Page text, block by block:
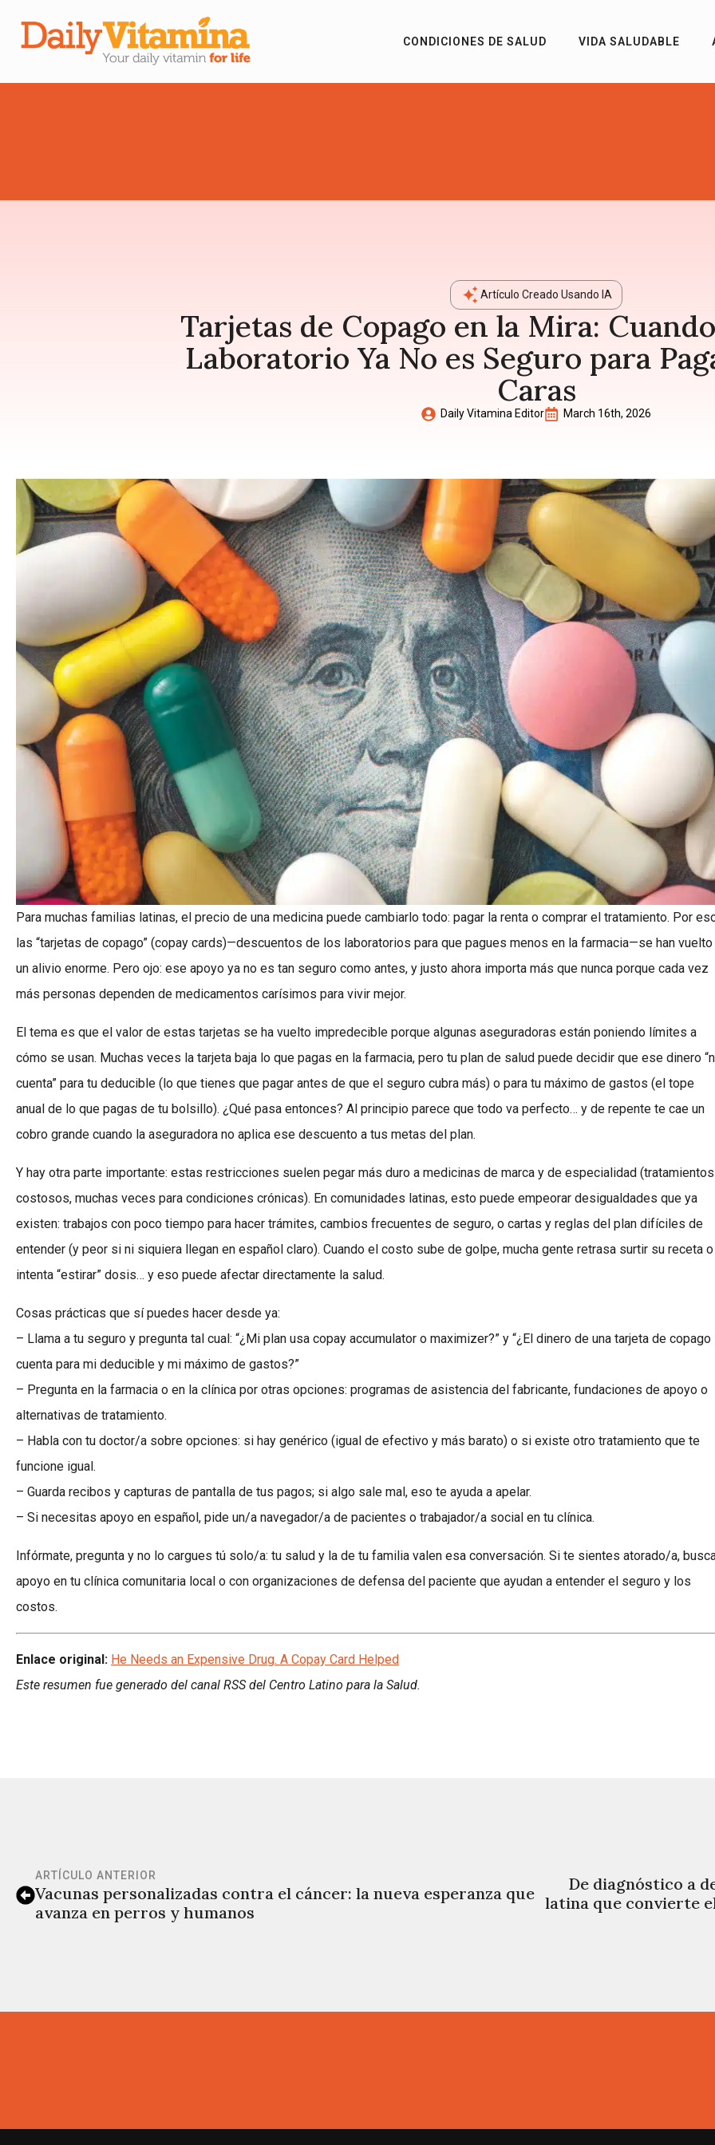
CONDICIONES DE SALUD VIDA SALUDABLE
Artículo Creado Usando IA
Tarjetas de Copago en la Mira:
Laboratorio Ya No es Seguro para
Caras
Daily Vitamina Editor March 16th, 2026
Para muchas familias latinas, el precio de una medicina puede cambiarlo todo: pagar la renta o comprar el tratamiento. Por
las “tarjetas de copago” (copay cards)—descuentos de los laboratorios para que pagues menos en la farmacia—se han vuelto
un alivio enorme. Pero ojo: ese apoyo ya no es tan seguro como antes, y justo ahora importa más que nunca porque cada vez
más personas dependen de medicamentos carísimos para vivir mejor.
El tema es que el valor de estas tarjetas se ha vuelto impredecible porque algunas aseguradoras están poniendo límites a
cómo se usan. Muchas veces la tarjeta baja lo que pagas en la farmacia, pero tu plan de salud puede decidir que ese dinero
cuenta” para tu deducible (lo que tienes que pagar antes de que el seguro cubra más) o para tu máximo de gastos (el tope
anual de lo que pagas de tu bolsillo). ¿Qué pasa entonces? Al principio parece que todo va perfecto… y de repente te cae un
cobro grande cuando la aseguradora no aplica ese descuento a tus metas del plan.
Y hay otra parte importante: estas restricciones suelen pegar más duro a medicinas de marca y de especialidad (tratamientos
costosos, muchas veces para condiciones crónicas). En comunidades latinas, esto puede empeorar desigualdades que ya
existen: trabajos con poco tiempo para hacer trámites, cambios frecuentes de seguro, o cartas y reglas del plan difíciles de
entender (y peor si ni siquiera llegan en español claro). Cuando el costo sube de golpe, mucha gente retrasa surtir su receta o
intenta “estirar” dosis… y eso puede afectar directamente la salud.
Cosas prácticas que sí puedes hacer desde ya:
– Llama a tu seguro y pregunta tal cual: “¿Mi plan usa copay accumulator o maximizer?” y “¿El dinero de una tarjeta de copago
cuenta para mi deducible y mi máximo de gastos?”
– Pregunta en la farmacia o en la clínica por otras opciones: programas de asistencia del fabricante, fundaciones de apoyo o
alternativas de tratamiento.
– Habla con tu doctor/a sobre opciones: si hay genérico (igual de efectivo y más barato) o si existe otro tratamiento que te
funcione igual.
– Guarda recibos y capturas de pantalla de tus pagos; si algo sale mal, eso te ayuda a apelar.
– Si necesitas apoyo en español, pide un/a navegador/a de pacientes o trabajador/a social en tu clínica.
Infórmate, pregunta y no lo cargues tú solo/a: tu salud y la de tu familia valen esa conversación. Si te sientes atorado/a,
apoyo en tu clínica comunitaria local o con organizaciones de defensa del paciente que ayudan a entender el seguro y los
costos.
Enlace original: He Needs an Expensive Drug. A Copay Card Helped
Este resumen fue generado del canal RSS del Centro Latino para la Salud.
ARTÍCULO ANTERIOR
Vacunas personalizadas contra el cáncer: la nueva esperanza que
avanza en perros y humanos
De diagnóstico a
latina que convierte